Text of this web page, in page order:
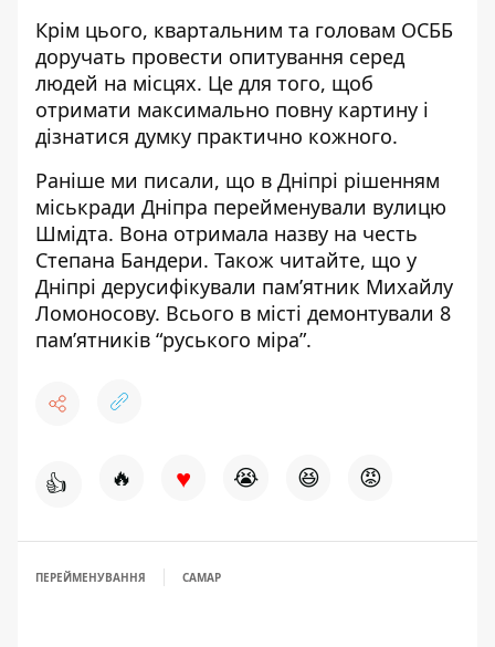
Крім цього, квартальним та головам ОСББ
доручать провести опитування серед
людей на місцях. Це для того, щоб
отримати максимально повну картину і
дізнатися думку практично кожного.
Раніше ми писали, що в Дніпрі рішенням
міськради Дніпра перейменували вулицю
Шмідта. Вона отримала назву на честь
Степана Бандери. Також читайте, що у
Дніпрі дерусифікували пам’ятник Михайлу
Ломоносову. Всього в місті демонтували 8
пам’ятників “руського міра”.
👍 🔥 ♥ 😭 😆 😡
ПЕРЕЙМЕНУВАННЯ САМАР